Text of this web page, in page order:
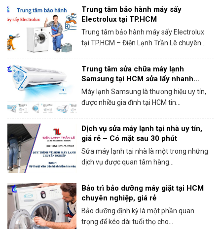
Trung tâm bảo hành máy sấy
Electrolux tại TP.HCM
Trung tâm bảo hành máy sấy Electrolux
tại TP.HCM – Điện Lạnh Trần Lê chuyên...
Trung tâm sửa chữa máy lạnh
Samsung tại HCM sửa lấy nhanh
trong ngày
Máy lạnh Samsung là thương hiệu uy tín,
được nhiều gia đình tại HCM tin...
Dịch vụ sửa máy lạnh tại nhà uy tín,
giá rẻ – Có mặt sau 30 phút
Sửa máy lạnh tại nhà là một trong những
dịch vụ được quan tâm hàng...
Bảo trì bảo dưỡng máy giặt tại HCM
chuyên nghiệp, giá rẻ
Bảo dưỡng định kỳ là một phần quan
trọng để kéo dài tuổi thọ cho...